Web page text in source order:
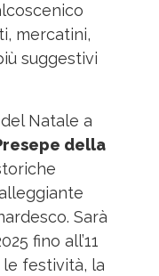
mercatini,
suggestivi
Natale a
della
Sarà
fino all’11
le festività, la